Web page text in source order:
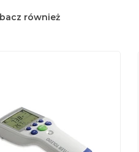
również